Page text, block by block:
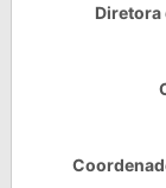
Diretora